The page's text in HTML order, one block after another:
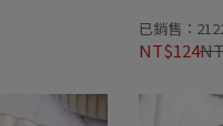
已銷售：
NT$124